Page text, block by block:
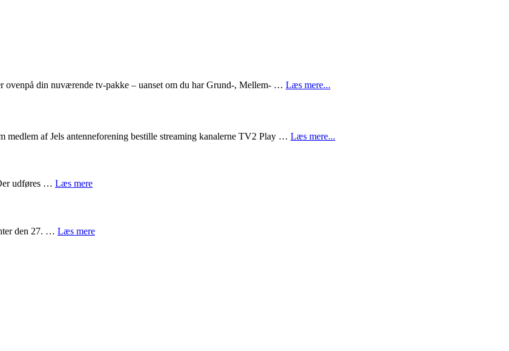
ovenpå din nuværende tv-pakke – uanset om du har Grund-, Mellem- … Læs mere...
af Jels antenneforening bestille streaming kanalerne TV2 Play … Læs mere...
udføres … Læs mere
den 27. … Læs mere